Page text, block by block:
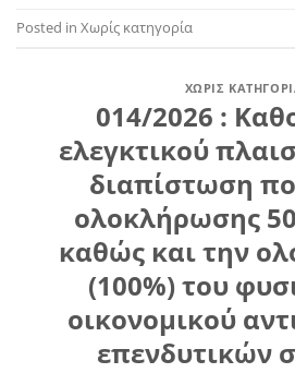
Posted in Χωρίς κατηγορία
ΧΩΡΊΣ
014/2026 :
ελεγκτικού
διαπίστωση
ολοκλήρωσης
καθώς και την
(100%) του
οικονομικού
επενδυτικών